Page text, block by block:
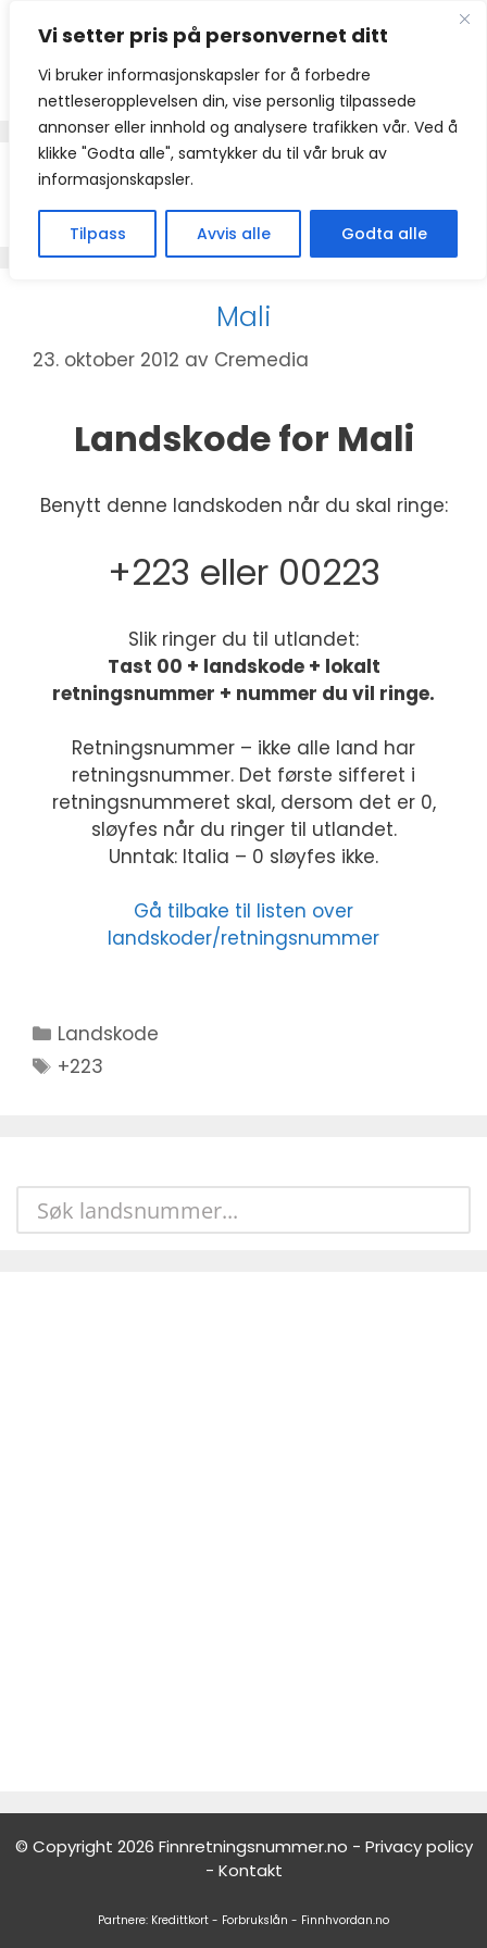
Vi setter pris på personvernet ditt
Vi bruker informasjonskapsler for å forbedre
nettleseropplevelsen din, vise personlig tilpassede
annonser eller innhold og analysere trafikken vår. Ved å
klikke "Godta alle", samtykker du til vår bruk av
informasjonskapsler.
Tilpass Avvis alle Godta alle
innhold
+223
Mali
23. oktober 2012 av Cremedia
Landskode for Mali
Benytt denne landskoden når du skal ringe:
+223 eller 00223
Slik ringer du til utlandet:
Tast 00 + landskode + lokalt
retningsnummer + nummer du vil ringe.
Retningsnummer – ikke alle land har
retningsnummer. Det første sifferet i
retningsnummeret skal, dersom det er 0,
sløyfes når du ringer til utlandet.
Unntak: Italia – 0 sløyfes ikke.
Gå tilbake til listen over
landskoder/retningsnummer
Kategorier
Landskode
Stikkord
+223
© Copyright 2026 Finnretningsnummer.no - Privacy policy
- Kontakt
Partnere: Kredittkort - Forbrukslån - Finnhvordan.no